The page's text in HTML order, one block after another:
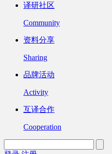
译研社区
Community
资料分享
Sharing
品牌活动
Activity
互译合作
Cooperation